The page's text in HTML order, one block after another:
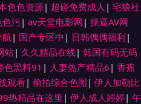
色色资源| 超碰免费成人 | 宅狼社
色污| av天堂电影网 | 操逼AV网
航| 国产专区中 | 日韩偶偶福利 |
站| 久久精品在线| 韩国有码无码
色黑料91 | 人妻热产精品6 | 香蕉
观看| 偷拍综合色图 | 伊人加勒比
热精品在这里 | 伊人成人婷婷| 午